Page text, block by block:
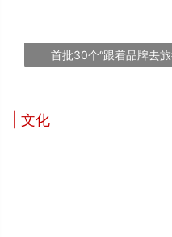
首批30个“跟着品牌去
| 文化